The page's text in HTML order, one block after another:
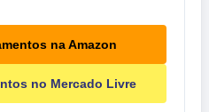
na Amazon
no Mercado Livre